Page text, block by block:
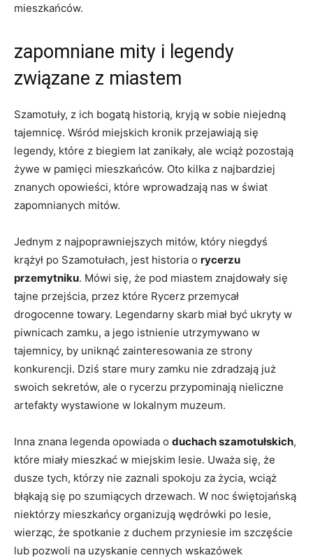
mieszkańców.
zapomniane mity i legendy
związane z miastem
Szamotuły, z ich bogatą historią, kryją w sobie niejedną
tajemnicę. Wśród miejskich kronik przejawiają się
legendy, które z biegiem lat zanikały, ale wciąż pozostają
żywe w pamięci mieszkańców. Oto kilka z najbardziej
znanych opowieści, które wprowadzają nas w świat
zapomnianych mitów.
Jednym z najpoprawniejszych mitów, który niegdyś
krążył po Szamotułach, jest historia o rycerzu
przemytniku. Mówi się, że pod miastem znajdowały się
tajne przejścia, przez które Rycerz przemycał
drogocenne towary. Legendarny skarb miał być ukryty w
piwnicach zamku, a jego istnienie utrzymywano w
tajemnicy, by uniknąć zainteresowania ze strony
konkurencji. Dziś stare mury zamku nie zdradzają już
swoich sekretów, ale o rycerzu przypominają nieliczne
artefakty wystawione w lokalnym muzeum.
Inna znana legenda opowiada o duchach szamotułskich,
które miały mieszkać w miejskim lesie. Uważa się, że
dusze tych, którzy nie zaznali spokoju za życia, wciąż
błąkają się po szumiących drzewach. W noc świętojańską
niektórzy mieszkańcy organizują wędrówki po lesie,
wierząc, że spotkanie z duchem przyniesie im szczęście
lub pozwoli na uzyskanie cennych wskazówek